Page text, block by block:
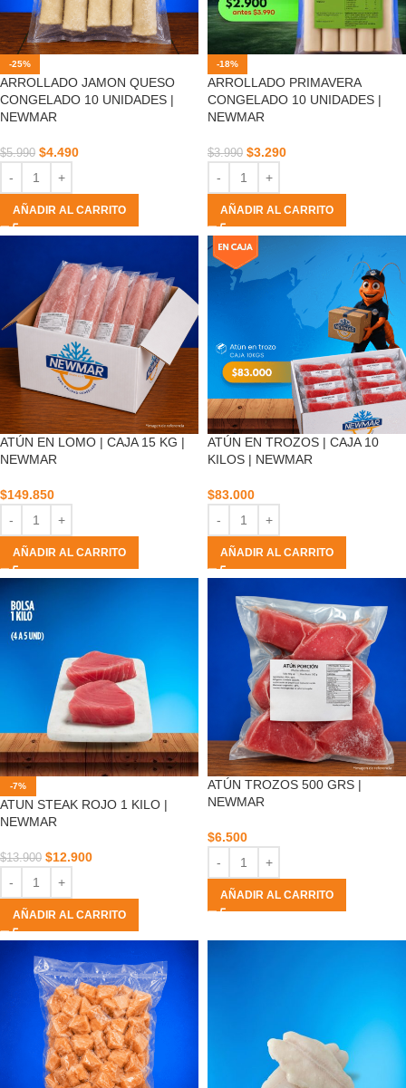
-25%
ARROLLADO JAMON QUESO
CONGELADO 10 UNIDADES |
NEWMAR
$5.990 $4.490
AÑADIR AL CARRITO
-18%
ARROLLADO PRIMAVERA
CONGELADO 10 UNIDADES |
NEWMAR
$3.990 $3.290
AÑADIR AL CARRITO
ATÚN EN LOMO | CAJA 15 KG |
NEWMAR
$149.850
AÑADIR AL CARRITO
ATÚN EN TROZOS | CAJA 10
KILOS | NEWMAR
$83.000
AÑADIR AL CARRITO
-7%
ATUN STEAK ROJO 1 KILO |
NEWMAR
$13.900 $12.900
AÑADIR AL CARRITO
ATÚN TROZOS 500 GRS |
NEWMAR
$6.500
AÑADIR AL CARRITO